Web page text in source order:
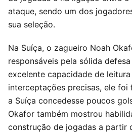
ataque, sendo um dos
sua seleção.
Na Suíça, o zagueiro Noah
responsáveis pela sólida
excelente capacidade de
interceptações precisas, ele foi
a Suíça concedesse poucos
Okafor também mostrou
construção de jogadas a partir